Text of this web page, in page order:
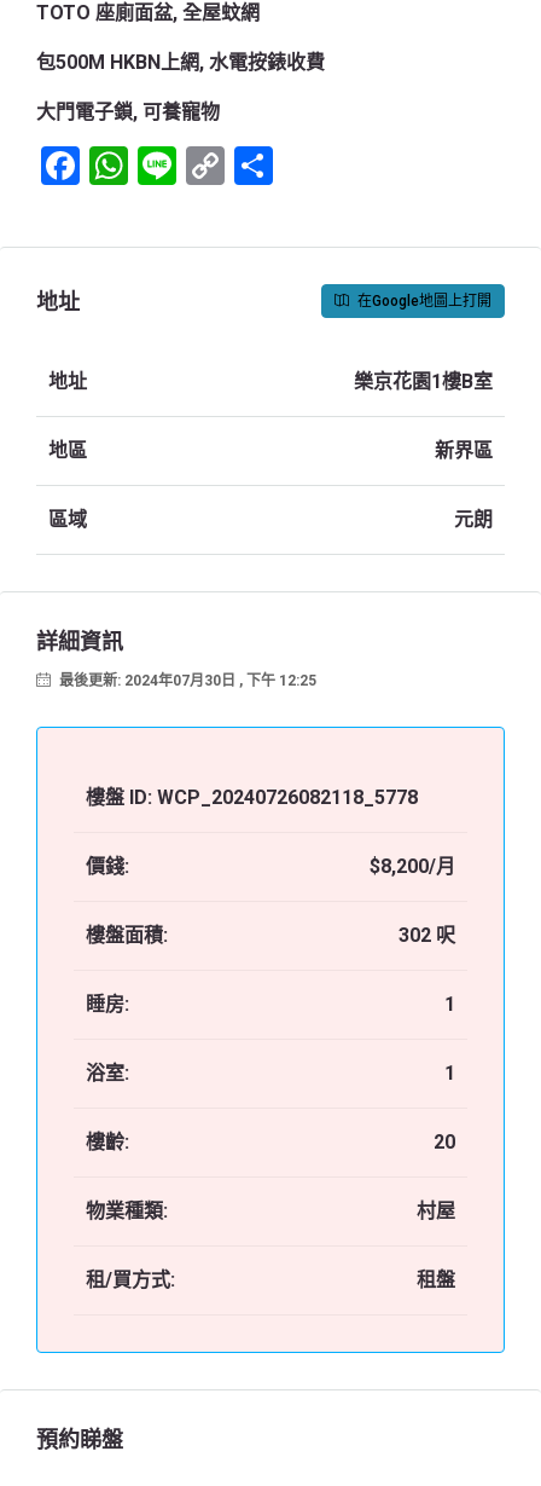
TOTO 座廁面盆, 全屋蚊網
包500M HKBN上網, 水電按錶收費
大門電子鎖, 可養寵物
Facebook
WhatsApp
LineCopy
地址 在Google地圖上打開
地址 樂京花園1樓B室
地區 新界區
區域 元朗
詳細資訊
最後更新: 2024年07月30日 , 下午 12:25
樓盤 ID: WCP_20240726082118_5778
價錢: $8,200/月
樓盤面積: 302 呎
睡房: 1
浴室: 1
樓齡: 20
物業種類: 村屋
租/買方式: 租盤
預約睇盤